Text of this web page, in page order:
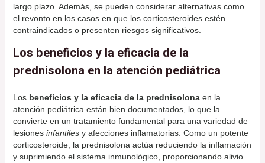
largo plazo. Además, se pueden considerar alternativas como
el revontoen los casos en que los corticosteroides estén
contraindicados o presenten riesgos significativos.
Los beneficios y la eficacia de la
prednisolona en la atención pediátrica
Los beneficios y la eficacia de la prednisolonaen la
atención pediátrica están bien documentados, lo que la
convierte en un tratamiento fundamental para una variedad de
lesiones infantilesy afecciones inflamatorias. Como un potente
corticosteroide, la prednisolona actúa reduciendo la inflamación
y suprimiendo el sistema inmunológico, proporcionando alivio